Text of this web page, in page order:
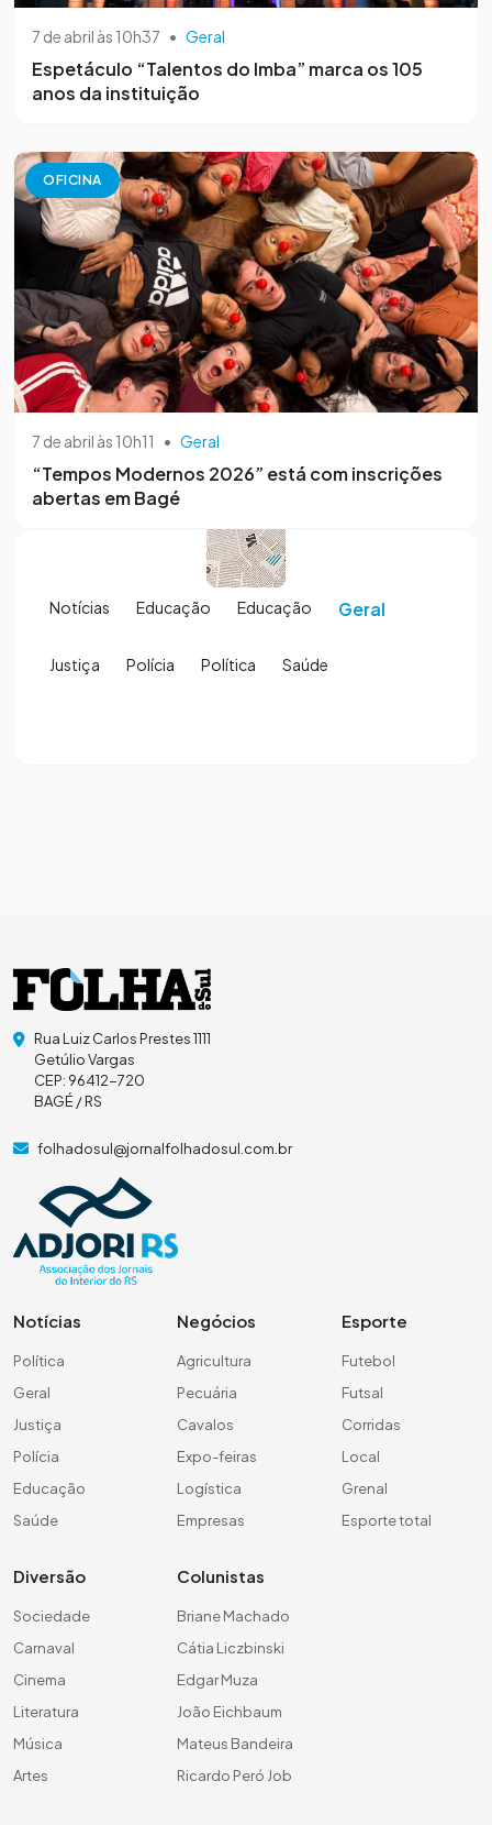
7 de abril às 10h37 • Geral
Espetáculo “Talentos do Imba” marca os 105
anos da instituição
OFICINA
7 de abril às 10h11 • Geral
“Tempos Modernos 2026” está com inscrições
abertas em Bagé
Notícias Educação Educação Geral
Justiça Polícia Política Saúde
Rua Luiz Carlos Prestes 1111
Getúlio Vargas
CEP: 96412-720
BAGÉ / RS
folhadosul@jornalfolhadosul.com.br
Notícias
Política
Geral
Justiça
Polícia
Educação
Saúde
Negócios
Agricultura
Pecuária
Cavalos
Expo-feiras
Logística
Empresas
Esporte
Futebol
Futsal
Corridas
Local
Grenal
Esporte total
Diversão
Sociedade
Carnaval
Cinema
Literatura
Música
Artes
Colunistas
Briane Machado
Cátia Liczbinski
Edgar Muza
João Eichbaum
Mateus Bandeira
Ricardo Peró Job